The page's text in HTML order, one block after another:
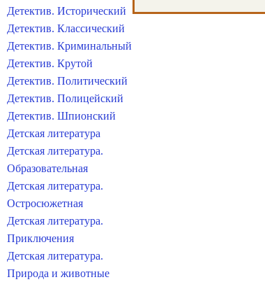
Детектив. Исторический
Детектив. Классический
Детектив. Криминальный
Детектив. Крутой
Детектив. Политический
Детектив. Полицейский
Детектив. Шпионский
Детская литература
Детская литература.
Образовательная
Детская литература.
Остросюжетная
Детская литература.
Приключения
Детская литература.
Природа и животные